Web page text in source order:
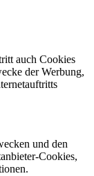
auch Cookies
der Werbung,
und den
Cookies,